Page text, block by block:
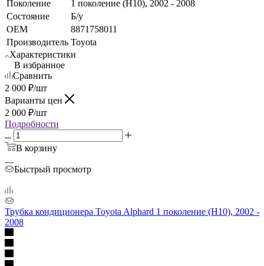
Поколение
1 поколение (H10), 2002 - 2008
Состояние
Б/у
OEM
8871758011
Производитель Toyota
Характеристики
В избранное
Сравнить
2 000 ₽/шт
Варианты цен
2 000 ₽/шт
Подробности
В корзину
Быстрый просмотр
Трубка кондиционера Toyota Alphard 1 поколение (H10), 2002 -
2008